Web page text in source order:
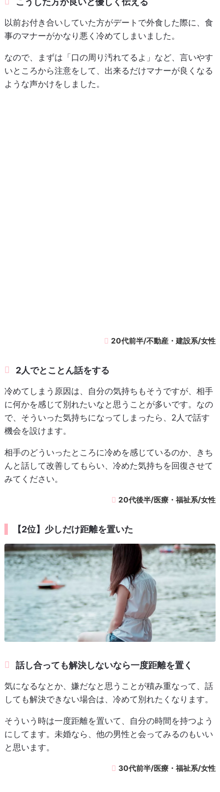
以前お付き合いしていた方がデートで外食した際に、食
事のマナーがかなり悪く冷めてしまいました。
なので、まずは「口の周り汚れてるよ」など、言いやす
いところから注意をして、出来るだけマナーが良くなる
ような声かけをしました。
20代前半/不動産・建設系/女性
2人でとことん話をする
冷めてしまう原因は、自分の気持ちもそうですが、相手
に何かを感じて別れたいなと思うことが多いです。なの
で、そういった気持ちになってしまったら、2人で話す
機会を設けます。
相手のどういったところに冷めを感じているのか、きち
んと話して改善してもらい、冷めた気持ちを回復させて
みてください。
20代後半/医療・福祉系/女性
【2位】少しだけ距離を置いた
話し合っても解決しないなら一度距離を置く
気になるなとか、嫌だなと思うことが積み重なって、話
しても解決できない場合は、冷めて別れたくなります。
そういう時は一度距離を置いて、自分の時間を持つよう
にしてます。未婚なら、他の男性と会ってみるのもいい
と思います。
30代前半/医療・福祉系/女性